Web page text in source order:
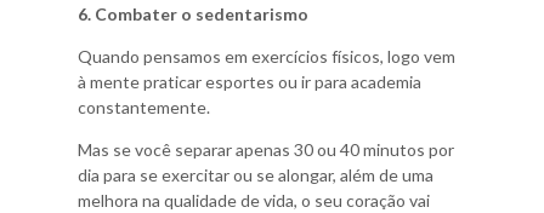
6. Combater o sedentarismo
Quando pensamos em exercícios físicos, logo vem
à mente praticar esportes ou ir para academia
constantemente.
Mas se você separar apenas 30 ou 40 minutos por
dia para se exercitar ou se alongar, além de uma
melhora na qualidade de vida, o seu coração vai